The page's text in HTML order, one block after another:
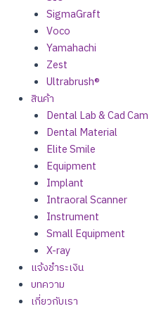
SigmaGraft
Voco
Yamahachi
Zest
Ultrabrush®
สินค้า
Dental Lab & Cad Cam
Dental Material
Elite Smile
Equipment
Implant
Intraoral Scanner
Instrument
Small Equipment
X-ray
แจ้งชำระเงิน
บทความ
เกี่ยวกับเรา